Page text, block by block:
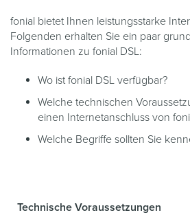
fonial bietet Ihnen leistungsstarke
Folgenden erhalten Sie ein paar
Informationen zu fonial DSL:
Wo ist fonial DSL verfügbar?
Welche technischen
einen Internetanschluss von
Welche Begriffe sollten Sie
Technische Voraussetzungen